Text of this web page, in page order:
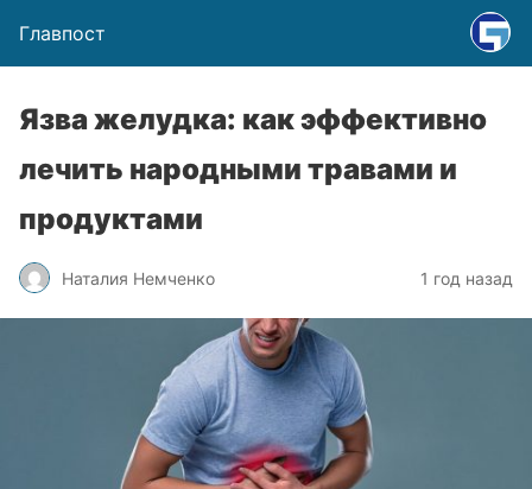
Главпост
Язва желудка: как эффективно
лечить народными травами и
продуктами
Наталия Немченко 1 год назад